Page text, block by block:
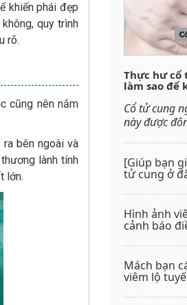
khiến phái đẹp
quy trình
rõ.
cũng nên nắm
bên ngoài và
lành tính
lớn.
Thực hư cổ
làm sao để
Cổ tử cung
này được
[Giúp bạn
tử cung ở
Hình ảnh
cảnh báo
Mách bạn
viêm lộ